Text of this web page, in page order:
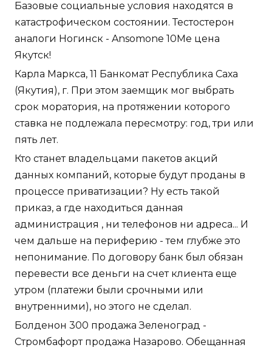
Базовые социальные условия находятся в
катастрофическом состоянии. Тестостерон
аналоги Ногинск - Ansomone 10Me цена
Якутск!
Карла Маркса, 11 Банкомат Республика Саха
(Якутия), г. При этом заемщик мог выбрать
срок моратория, на протяжении которого
ставка не подлежала пересмотру: год, три или
пять лет.
Кто станет владельцами пакетов акций
данных компаний, которые будут проданы в
процессе приватизации? Ну есть такой
приказ, а где находиться данная
администрация , ни телефонов ни адреса... И
чем дальше на периферию - тем глубже это
непонимание. По договору банк был обязан
перевести все деньги на счет клиента еще
утром (платежи были срочными или
внутренними), но этого не сделал.
Болденон 300 продажа Зеленоград -
Стромбафорт продажа Назарово. Обещанная